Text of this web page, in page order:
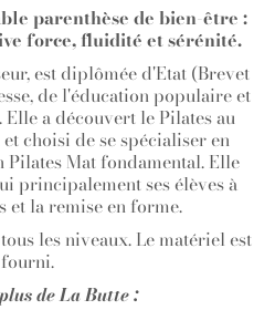
parenthèse de bien-être :
force, fluidité et sérénité.
est diplômée d'Etat (Brevet
de l'éducation populaire et
a découvert le Pilates au
choisi de se spécialiser en
Mat fondamental. Elle
principalement ses élèves à
et la remise en forme.
les niveaux. Le matériel est
fourni.
de La Butte :